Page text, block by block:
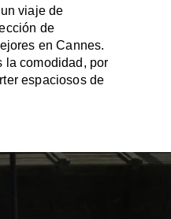
viaje de
de
en Cannes.
la comodidad, por
espaciosos de